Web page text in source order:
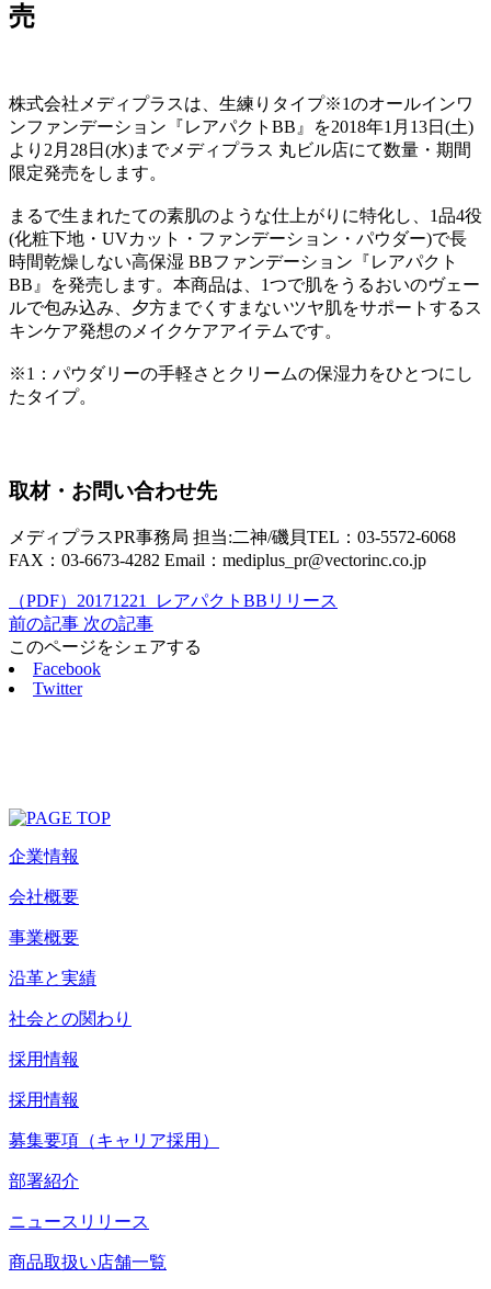
売
株式会社メディプラスは、生練りタイプ※1のオールインワ
ンファンデーション『レアパクトBB』を2018年1月13日(土)
より2月28日(水)までメディプラス 丸ビル店にて数量・期間
限定発売をします。
まるで生まれたての素肌のような仕上がりに特化し、1品4役
(化粧下地・UVカット・ファンデーション・パウダー)で長
時間乾燥しない高保湿 BBファンデーション『レアパクト
BB』を発売します。本商品は、1つで肌をうるおいのヴェー
ルで包み込み、夕方までくすまないツヤ肌をサポートするス
キンケア発想のメイクケアアイテムです。
※1：パウダリーの手軽さとクリームの保湿力をひとつにし
たタイプ。
取材・お問い合わせ先
メディプラスPR事務局 担当:二神/磯貝TEL：03-5572-6068
FAX：03-6673-4282 Email：mediplus_pr@vectorinc.co.jp
（PDF）20171221_レアパクトBBリリース
前の記事 次の記事
このページをシェアする
Facebook
Twitter
企業情報
会社概要
事業概要
沿革と実績
社会との関わり
採用情報
採用情報
募集要項（キャリア採用）
部署紹介
ニュースリリース
商品取扱い店舗一覧